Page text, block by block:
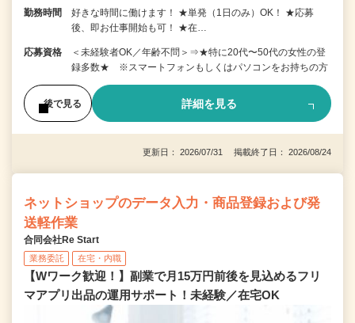
勤務時間
好きな時間に働けます！ ★単発（1日のみ）OK！ ★応募
後、即お仕事開始も可！ ★在…
応募資格
＜未経験者OK／年齢不問＞⇒★特に20代〜50代の女性の登
録多数★ ※スマートフォンもしくはパソコンをお持ちの方
後で見る 詳細を見る
更新日： 2026/07/31 掲載終了日： 2026/08/24
ネットショップのデータ入力・商品登録および発
送軽作業
合同会社Re Start
業務委託 在宅・内職
【Wワーク歓迎！】副業で月15万円前後を見込めるフリ
マアプリ出品の運用サポート！未経験／在宅OK